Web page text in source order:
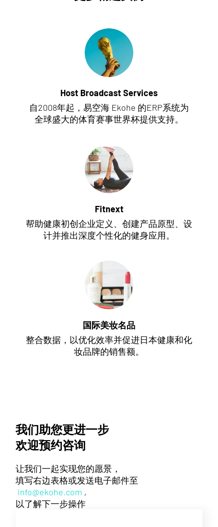
Host Broadcast Services
自2008年起，易空海 Ekohe 的ERP系统为
全球盛大的体育赛事世界杯提供支持。
Fitnext
帮助健康初创企业定义、创建产品原型、设
计并推出深度个性化的健身应用。
国际美妆名品
整合数据，以优化效率并促进日本健康和化
妆品牌的销售额。
我们助您更进一步
欢迎预约咨询
让我们一起实现您的愿景，
填写右边表格或发送电子邮件至
info@ekohe.com ,
以了解下一步操作